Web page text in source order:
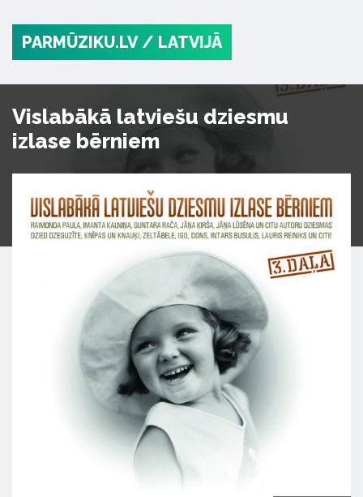
PARMŪZIKU.LV / LATVIJĀ
Vislabākā latviešu dziesmu
izlase bērniem